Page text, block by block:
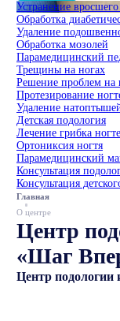
Устранение вросшего
Обработка
Удаление
Обработка мозолей
Парамедицинский
Трещины на ногах
Решение проблем на
Протезирование
Удаление
Детская подология
Лечение грибка
Ортониксия ногтя
Парамедицинский
Консультация
Консультация
Главная
О центре
Центр
«Шаг
Центр подологии